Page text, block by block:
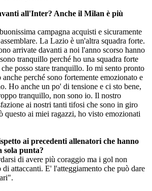
all'Inter? Anche il Milan è più
campagna acquisti e sicuramente
La Lazio è un'altra squadra forte.
arrivate davanti a noi l'anno scorso hanno
tranquillo perché ho una squadra forte
posso stare tranquillo. Io mi sento pronto
perché sono fortemente emozionato e
Ho anche un po' di tensione e ci sto bene,
tranquillo, non sono io. Il nostro
ai nostri tanti tifosi che sono in giro
questo ai miei ragazzi, ho visto emozionati
ai precedenti allenatori che hanno
sola punta?
di avere più coraggio ma i gol non
attaccanti. E' l'atteggiamento che può dare